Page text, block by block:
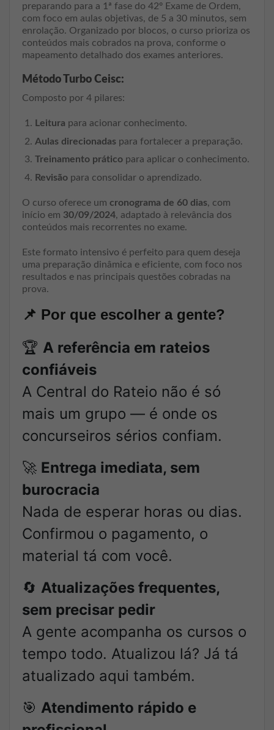
preparando para a 1ª fase do 42º Exame de Ordem,
com foco em aulas objetivas, de 5 a 30 minutos, sem
enrolação. Organizado por blocos, o curso prioriza os
conteúdos mais cobrados na prova, conforme o
mapeamento detalhado dos exames anteriores.
Método Turbo Ceisc:
Composto por 4 pilares:
Leitura para acionar conhecimento.
Aulas direcionadaspara fortalecer a preparação.
Treinamento práticopara aplicar o conhecimento.
Revisãopara consolidar o aprendizado.
O curso oferece um cronograma de 60 dias, com
início em 30/09/2024, adaptado à relevância dos
conteúdos mais recorrentes no exame.
Este formato intensivo é perfeito para quem deseja
uma preparação dinâmica e eficiente, com foco nos
resultados e nas principais questões cobradas na
prova.
📌 Por que escolher a gente?
🏆 A referência em rateios
confiáveis
A Central do Rateio não é só
mais um grupo — é onde os
concurseiros sérios confiam.
🚀 Entrega imediata, sem
burocracia
Nada de esperar horas ou dias.
Confirmou o pagamento, o
material tá com você.
🔄 Atualizações frequentes,
sem precisar pedir
A gente acompanha os cursos o
tempo todo. Atualizou lá? Já tá
atualizado aqui também.
🎯 Atendimento rápido e